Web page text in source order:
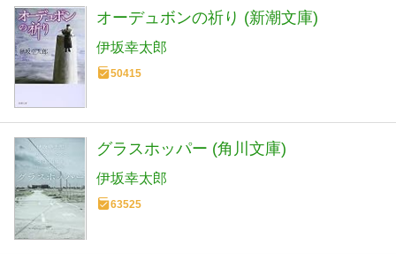
オーデュボンの祈り (新潮文庫)
伊坂幸太郎
50415
グラスホッパー (角川文庫)
伊坂幸太郎
63525